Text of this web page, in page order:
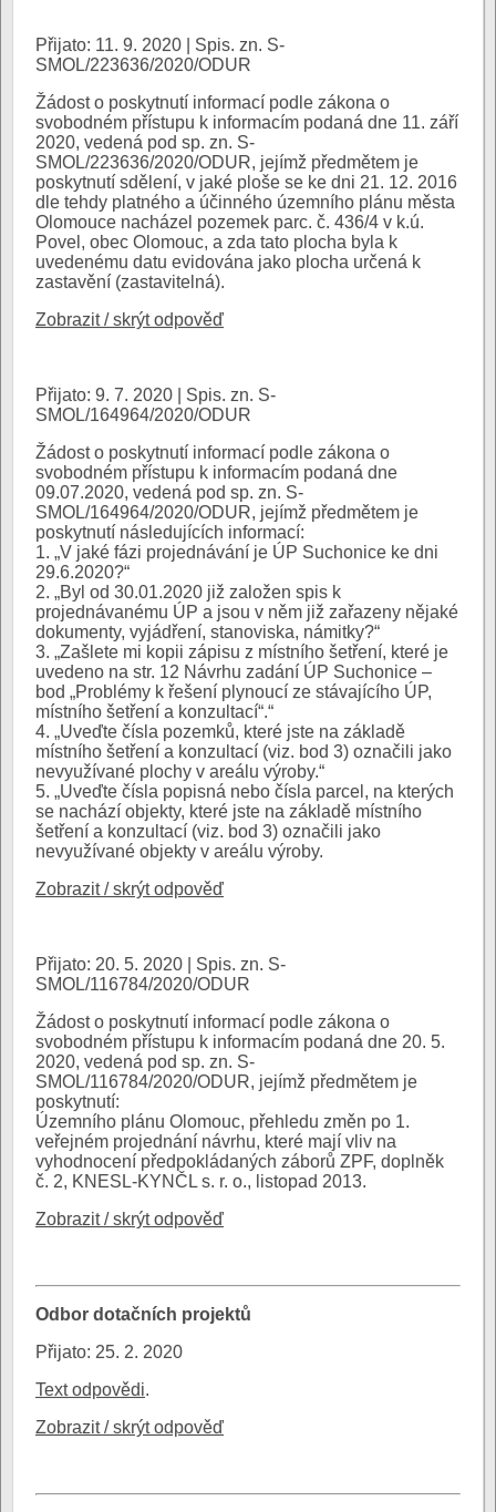
Přijato: 11. 9. 2020 | Spis. zn. S-
SMOL/223636/2020/ODUR
Žádost o poskytnutí informací podle zákona o
svobodném přístupu k informacím podaná dne 11. září
2020, vedená pod sp. zn. S-
SMOL/223636/2020/ODUR, jejímž předmětem je
poskytnutí sdělení, v jaké ploše se ke dni 21. 12. 2016
dle tehdy platného a účinného územního plánu města
Olomouce nacházel pozemek parc. č. 436/4 v k.ú.
Povel, obec Olomouc, a zda tato plocha byla k
uvedenému datu evidována jako plocha určená k
zastavění (zastavitelná).
Zobrazit / skrýt odpověď
Přijato: 9. 7. 2020 | Spis. zn. S-
SMOL/164964/2020/ODUR
Žádost o poskytnutí informací podle zákona o
svobodném přístupu k informacím podaná dne
09.07.2020, vedená pod sp. zn. S-
SMOL/164964/2020/ODUR, jejímž předmětem je
poskytnutí následujících informací:
1. „V jaké fázi projednávání je ÚP Suchonice ke dni
29.6.2020?“
2. „Byl od 30.01.2020 již založen spis k
projednávanému ÚP a jsou v něm již zařazeny nějaké
dokumenty, vyjádření, stanoviska, námitky?“
3. „Zašlete mi kopii zápisu z místního šetření, které je
uvedeno na str. 12 Návrhu zadání ÚP Suchonice –
bod „Problémy k řešení plynoucí ze stávajícího ÚP,
místního šetření a konzultací“.“
4. „Uveďte čísla pozemků, které jste na základě
místního šetření a konzultací (viz. bod 3) označili jako
nevyužívané plochy v areálu výroby.“
5. „Uveďte čísla popisná nebo čísla parcel, na kterých
se nachází objekty, které jste na základě místního
šetření a konzultací (viz. bod 3) označili jako
nevyužívané objekty v areálu výroby.
Zobrazit / skrýt odpověď
Přijato: 20. 5. 2020 | Spis. zn. S-
SMOL/116784/2020/ODUR
Žádost o poskytnutí informací podle zákona o
svobodném přístupu k informacím podaná dne 20. 5.
2020, vedená pod sp. zn. S-
SMOL/116784/2020/ODUR, jejímž předmětem je
poskytnutí:
Územního plánu Olomouc, přehledu změn po 1.
veřejném projednání návrhu, které mají vliv na
vyhodnocení předpokládaných záborů ZPF, doplněk
č. 2, KNESL-KYNČL s. r. o., listopad 2013.
Zobrazit / skrýt odpověď
Odbor dotačních projektů
Přijato: 25. 2. 2020
Text odpovědi.
Zobrazit / skrýt odpověď